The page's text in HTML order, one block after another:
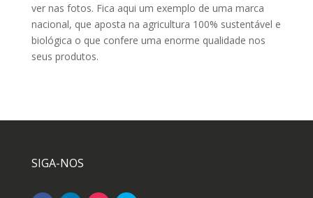
ver nas fotos. Fica aqui um exemplo de uma marca
nacional, que aposta na agricultura 100% sustentável e
biológica o que confere uma enorme qualidade nos
seus produtos.
SIGA-NOS